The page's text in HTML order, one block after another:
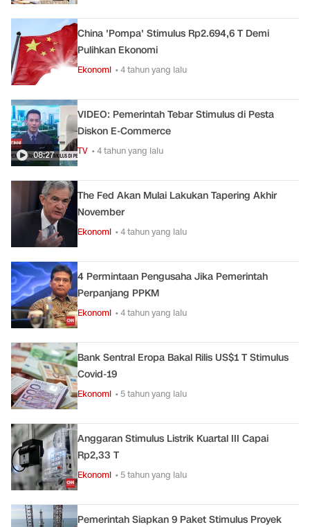
China 'Pompa' Stimulus Rp2.694,6 T Demi
Pulihkan Ekonomi
Ekonomi • 4 tahun yang lalu
08:27
VIDEO: Pemerintah Tebar Stimulus di Pesta
Diskon E-Commerce
TV • 4 tahun yang lalu
The Fed Akan Mulai Lakukan Tapering Akhir
November
Ekonomi • 4 tahun yang lalu
4 Permintaan Pengusaha Jika Pemerintah
Perpanjang PPKM
Ekonomi • 4 tahun yang lalu
Bank Sentral Eropa Bakal Rilis US$1 T Stimulus
Covid-19
Ekonomi • 5 tahun yang lalu
Anggaran Stimulus Listrik Kuartal III Capai
Rp2,33 T
Ekonomi • 5 tahun yang lalu
Pemerintah Siapkan 9 Paket Stimulus Proyek